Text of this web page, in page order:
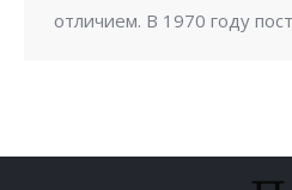
отличием. В 1970 году